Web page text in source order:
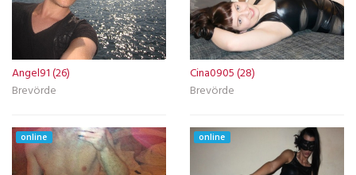
Angel91 (26)
Brevörde
Cina0905 (28)
Brevörde
online online